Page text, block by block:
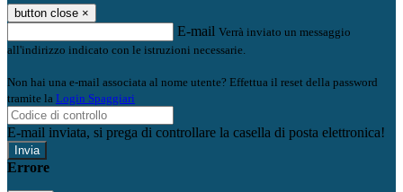
button close ×
E-mail Verrà inviato un messaggio
all'indirizzo indicato con le istruzioni necessarie.
Non hai una e-mail associata al nome utente? Effettua il reset della password
tramite la Login Spaggiari
E-mail inviata, si prega di controllare la casella di posta elettronica!
Errore